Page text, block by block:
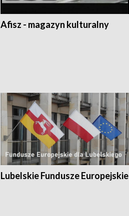
Afisz - magazyn kulturalny
Lubelskie Fundusze Europejskie